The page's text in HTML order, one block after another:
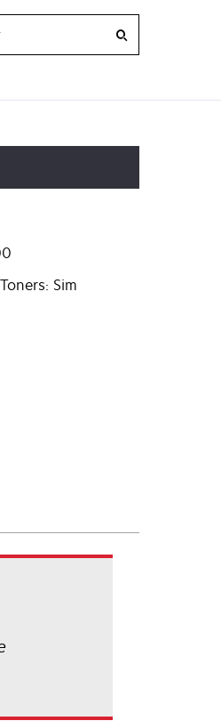
Sim